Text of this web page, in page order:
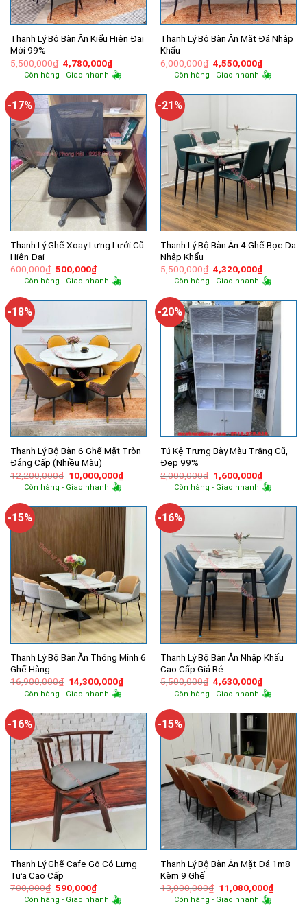
Thanh Lý Bộ Bàn Ăn Kiểu Hiện Đại
Mới 99%
5,500,000₫ Giá
gốc
là:
4,780,000₫Giá
hiện
tại
4,780,000₫.
Còn hàng - Giao nhanh
Thanh Lý Bộ Bàn Ăn Mặt Đá Nhập
Khẩu
6,000,000₫ Giá
gốc
là:
4,550,000₫Giá
hiện
tại
Còn hàng - Giao nhanh
-17%
Thanh Lý Ghế Xoay Lưng Lưới Cũ
Hiện Đại
600,000₫ Giá
gốc
là:
500,000₫Giá
hiện
tại
500,000₫.
Còn hàng - Giao nhanh
-21%
Thanh Lý Bộ Bàn Ăn 4 Ghế Bọc Da
Nhập Khẩu
5,500,000₫ Giá
gốc
là:
4,320,000₫Giá
hiện
tại
Còn hàng - Giao nhanh
-18%
Thanh Lý Bộ Bàn 6 Ghế Mặt Tròn
Đẳng Cấp (Nhiều Màu)
12,200,000₫ Giá
gốc
là:
10,000,000₫Giá
hiện
10,000,000₫.
Còn hàng - Giao nhanh
-20%
Tủ Kệ Trưng Bày Màu Trắng Cũ,
Đẹp 99%
2,000,000₫ Giá
gốc
là:
1,600,000₫Giá
hiện
tại
Còn hàng - Giao nhanh
-15%
Thanh Lý Bộ Bàn Ăn Thông Minh 6
Ghế Hàng
16,900,000₫ Giá
gốc
là:
14,300,000₫Giá
hiện
14,300,000₫.
Còn hàng - Giao nhanh
-16%
Thanh Lý Bộ Bàn Ăn Nhập Khẩu
Cao Cấp Giá Rẻ
5,500,000₫ Giá
gốc
là:
4,630,000₫Giá
hiện
tại
Còn hàng - Giao nhanh
-16%
Thanh Lý Ghế Cafe Gỗ Có Lưng
Tựa Cao Cấp
700,000₫ Giá
gốc
là:
590,000₫Giá
hiện
tại
Còn hàng - Giao nhanh
-15%
Thanh Lý Bộ Bàn Ăn Mặt Đá 1m8
Kèm 9 Ghế
13,000,000₫ Giá
gốc
là:
11,080,000₫Giá
hiện
Còn hàng - Giao nhanh